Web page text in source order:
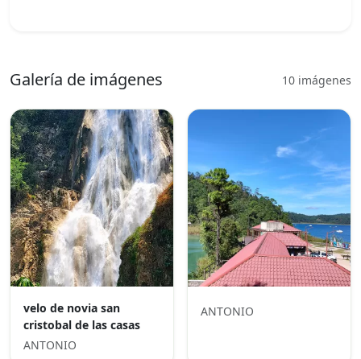
Galería de imágenes 10 imágenes
velo de novia san
cristobal de las casas
ANTONIO
ANTONIO